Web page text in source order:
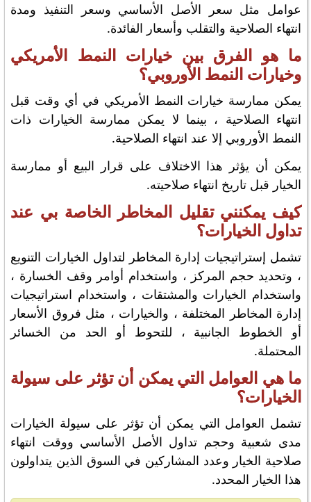
عوامل مثل سعر الأصل الأساسي وسعر التنفيذ ومدة
انتهاء الصلاحية والتقلب وأسعار الفائدة.
ما هو الفرق بين خيارات النمط الأمريكي
وخيارات النمط الأوروبي؟
يمكن ممارسة خيارات النمط الأمريكي في أي وقت قبل
انتهاء الصلاحية ، بينما لا يمكن ممارسة الخيارات ذات
النمط الأوروبي إلا عند انتهاء الصلاحية.
يمكن أن يؤثر هذا الاختلاف على قرار البيع أو ممارسة
الخيار قبل تاريخ انتهاء صلاحيته.
كيف يمكنني تقليل المخاطر الخاصة بي عند
تداول الخيارات؟
تشمل إستراتيجيات إدارة المخاطر لتداول الخيارات التنويع
، وتحديد حجم المركز ، واستخدام أوامر وقف الخسارة ،
واستخدام الخيارات والمشتقات ، واستخدام استراتيجيات
إدارة المخاطر المختلفة ، والخيارات ، مثل فروق الأسعار
أو الخطوط الجانبية ، للتحوط أو الحد من الخسائر
المحتملة.
ما هي العوامل التي يمكن أن تؤثر على سيولة
الخيارات؟
تشمل العوامل التي يمكن أن تؤثر على سيولة الخيارات
مدى شعبية وحجم تداول الأصل الأساسي ووقت انتهاء
صلاحية الخيار وعدد المشاركين في السوق الذين يتداولون
هذا الخيار المحدد.